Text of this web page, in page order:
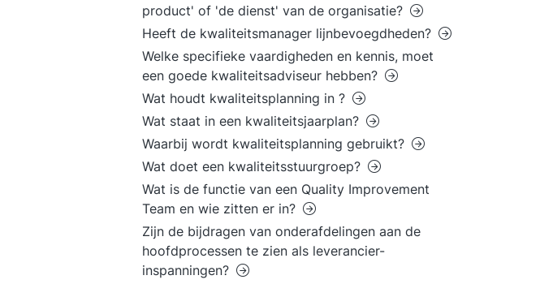
product' of 'de dienst' van de organisatie?
Heeft de kwaliteitsmanager lijnbevoegdheden?
Welke specifieke vaardigheden en kennis, moet
een goede kwaliteitsadviseur hebben?
Wat houdt kwaliteitsplanning in ?
Wat staat in een kwaliteitsjaarplan?
Waarbij wordt kwaliteitsplanning gebruikt?
Wat doet een kwaliteitsstuurgroep?
Wat is de functie van een Quality Improvement
Team en wie zitten er in?
Zijn de bijdragen van onderafdelingen aan de
hoofdprocessen te zien als leverancier-
inspanningen?